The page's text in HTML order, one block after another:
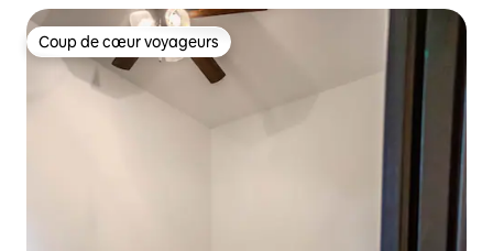
Coup de cœur voyageurs
Coup de cœur voyageurs